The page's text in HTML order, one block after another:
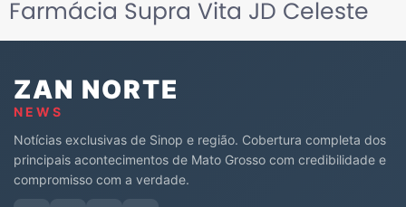
Farmácia Supra Vita JD Celeste
ZAN NORTE
NEWS
Notícias exclusivas de Sinop e região. Cobertura completa dos
principais acontecimentos de Mato Grosso com credibilidade e
compromisso com a verdade.